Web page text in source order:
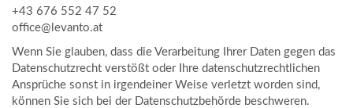
+43 676 552 47 52
office@levanto.at
Wenn Sie glauben, dass die Verarbeitung Ihrer Daten gegen das
Datenschutzrecht verstößt oder Ihre datenschutzrechtlichen
Ansprüche sonst in irgendeiner Weise verletzt worden sind,
können Sie sich bei der Datenschutzbehörde beschweren.